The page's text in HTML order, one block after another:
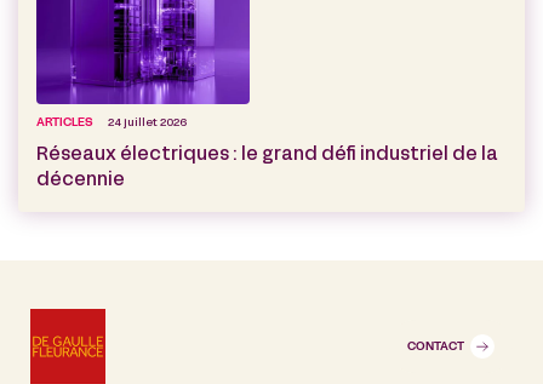
ARTICLES 24 juillet 2026
Réseaux électriques : le grand défi industriel de la
décennie
CONTACT